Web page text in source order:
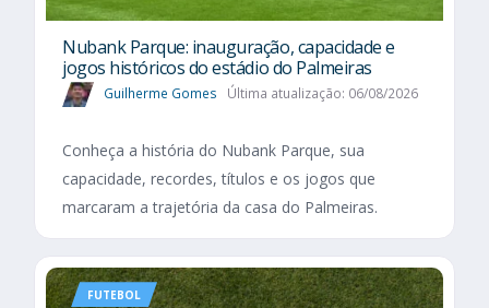
Nubank Parque: inauguração, capacidade e
jogos históricos do estádio do Palmeiras
Guilherme Gomes Última atualização: 06/08/2026
Conheça a história do Nubank Parque, sua
capacidade, recordes, títulos e os jogos que
marcaram a trajetória da casa do Palmeiras.
FUTEBOL